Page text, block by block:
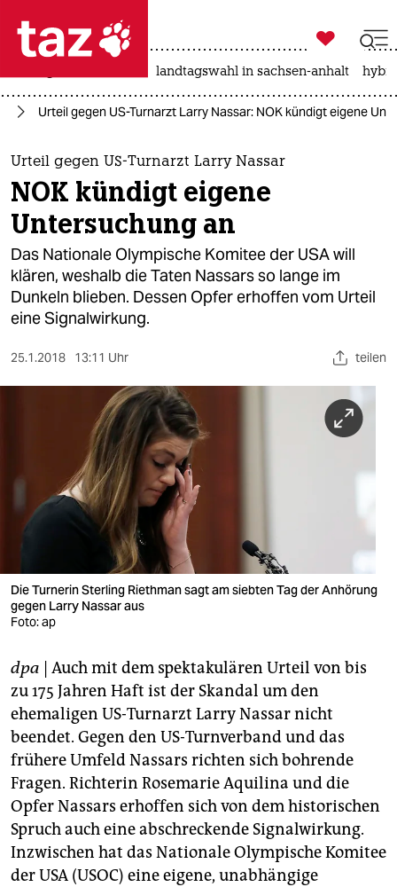
 taz zahl ich
taz zahl ich
themen
politik
öko
gesellschaft
kultur
sport
wahrheit
verlag
veranstaltungen
shop
fragen & hilfe
unterstützen
abo
genossenschaft
epaper login

taz zahl ich
landtagswahl in sachsen-anhalt
Urteil gegen US-Turnarzt Larry Nassar: NOK kündigt eigene
Urteil gegen US-Turnarzt Larry Nassar
NOK kündigt eigene
Untersuchung an
Das Nationale Olympische Komitee der USA will
klären, weshalb die Taten Nassars so lange im
Dunkeln blieben. Dessen Opfer erhoffen vom Urteil
eine Signalwirkung.
25.1.2018 13:11 Uhr teilen
Die Turnerin Sterling Riethman sagt am siebten Tag der Anhörung
gegen Larry Nassar aus
Foto: ap
dpa | Auch mit dem spektakulären Urteil von bis
zu 175 Jahren Haft ist der Skandal um den
ehemaligen US-Turnarzt Larry Nassar nicht
beendet. Gegen den US-Turnverband und das
frühere Umfeld Nassars richten sich bohrende
Fragen. Richterin Rosemarie Aquilina und die
Opfer Nassars erhoffen sich von dem historischen
Spruch auch eine abschreckende Signalwirkung.
Inzwischen hat das Nationale Olympische Komitee
der USA (USOC) eine eigene, unabhängige